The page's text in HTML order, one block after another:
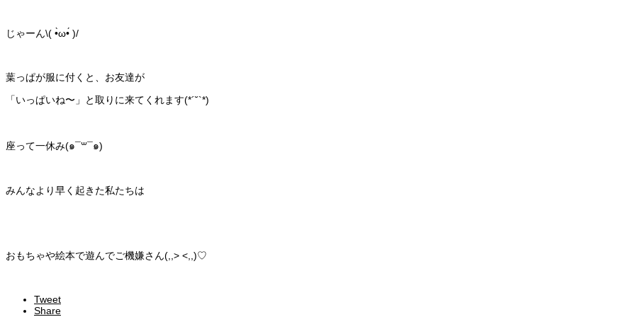
じゃーん\( •̀ω•́ )/
葉っぱが服に付くと、お友達が
「いっぱいね〜」と取りに来てくれます(*´˘`*)
座って一休み(๑¯꒳¯๑)
みんなより早く起きた私たちは
おもちゃや絵本で遊んでご機嫌さん(,,> <,,)♡
Tweet
Share